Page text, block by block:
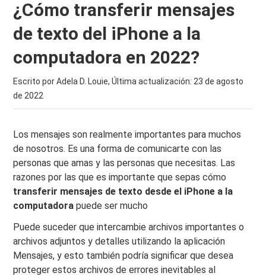
¿Cómo transferir mensajes
de texto del iPhone a la
computadora en 2022?
Escrito por Adela D. Louie, Última actualización: 23 de agosto
de 2022
Los mensajes son realmente importantes para muchos
de nosotros. Es una forma de comunicarte con las
personas que amas y las personas que necesitas. Las
razones por las que es importante que sepas cómo
transferir mensajes de texto desde el iPhone a la
computadora puede ser mucho
Puede suceder que intercambie archivos importantes o
archivos adjuntos y detalles utilizando la aplicación
Mensajes, y esto también podría significar que desea
proteger estos archivos de errores inevitables al